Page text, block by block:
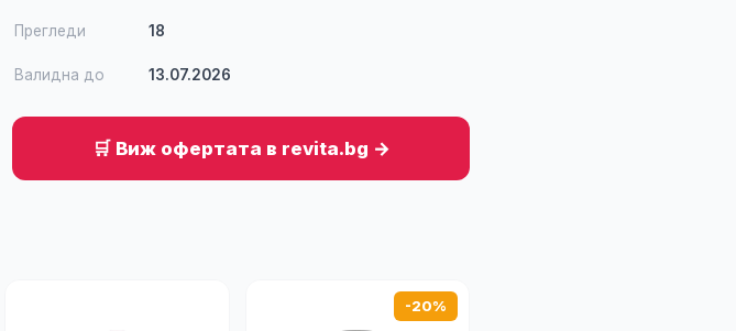
Прегледи 18
Валидна до 13.07.2026
🛒 Виж офертата в revita.bg →
-20%